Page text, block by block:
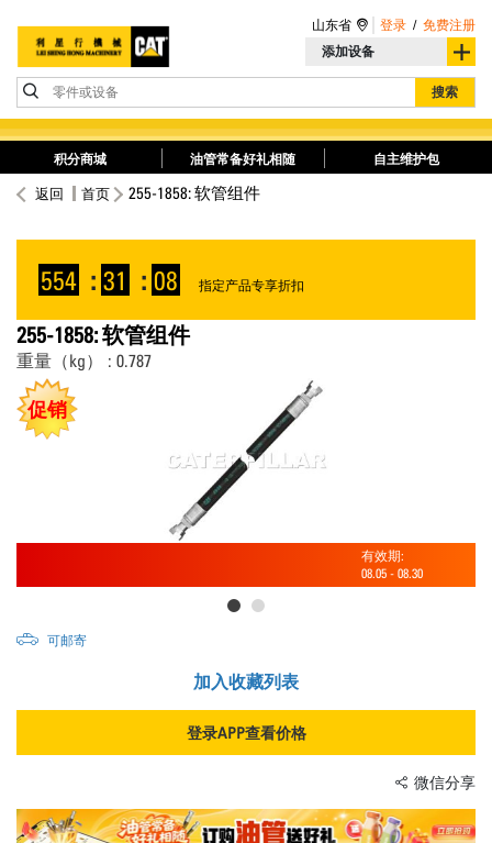
添加设备
零件或设备 搜索
山东省 登录 / 免费注册
积分商城 油管常备好礼相随 自主维护包
返回 首页 255-1858: 软管组件
554 : 31 : 08 指定产品专享折扣
255-1858: 软管组件
重量（kg） : 0.787
促销
有效期:
08.05 - 08.30
可邮寄
加入收藏列表
登录APP查看价格
微信分享